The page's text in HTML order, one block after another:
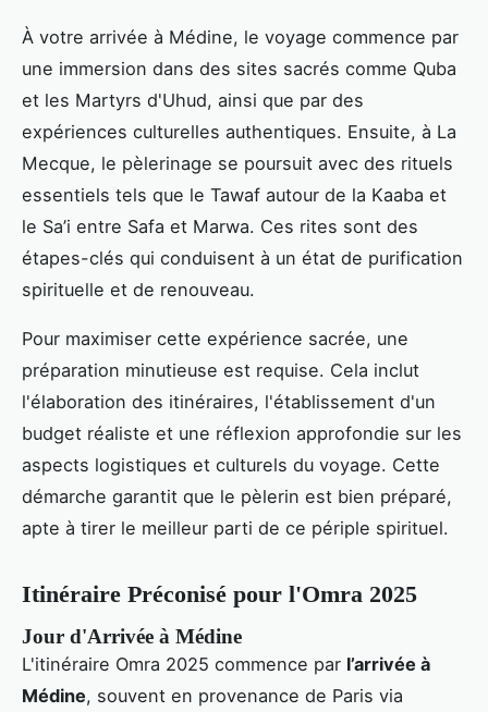
À votre arrivée à Médine, le voyage commence par
une immersion dans des sites sacrés comme Quba
et les Martyrs d'Uhud, ainsi que par des
expériences culturelles authentiques. Ensuite, à La
Mecque, le pèlerinage se poursuit avec des rituels
essentiels tels que le Tawaf autour de la Kaaba et
le Sa’i entre Safa et Marwa. Ces rites sont des
étapes-clés qui conduisent à un état de purification
spirituelle et de renouveau.
Pour maximiser cette expérience sacrée, une
préparation minutieuse est requise. Cela inclut
l'élaboration des itinéraires, l'établissement d'un
budget réaliste et une réflexion approfondie sur les
aspects logistiques et culturels du voyage. Cette
démarche garantit que le pèlerin est bien préparé,
apte à tirer le meilleur parti de ce périple spirituel.
Itinéraire Préconisé pour l'Omra 2025
Jour d'Arrivée à Médine
L'itinéraire Omra 2025 commence par l’arrivée à
Médine, souvent en provenance de Paris via